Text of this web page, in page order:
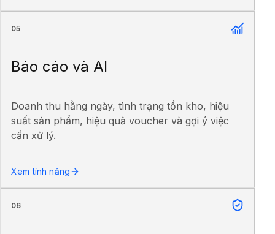
05
Báo cáo và AI
Doanh thu hằng ngày, tình trạng tồn kho, hiệu
suất sản phẩm, hiệu quả voucher và gợi ý việc
cần xử lý.
Xem tính năng
06